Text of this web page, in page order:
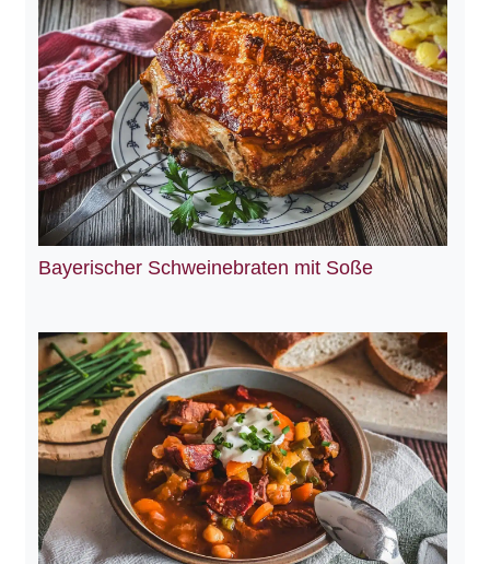
Bayerischer Schweinebraten mit Soße